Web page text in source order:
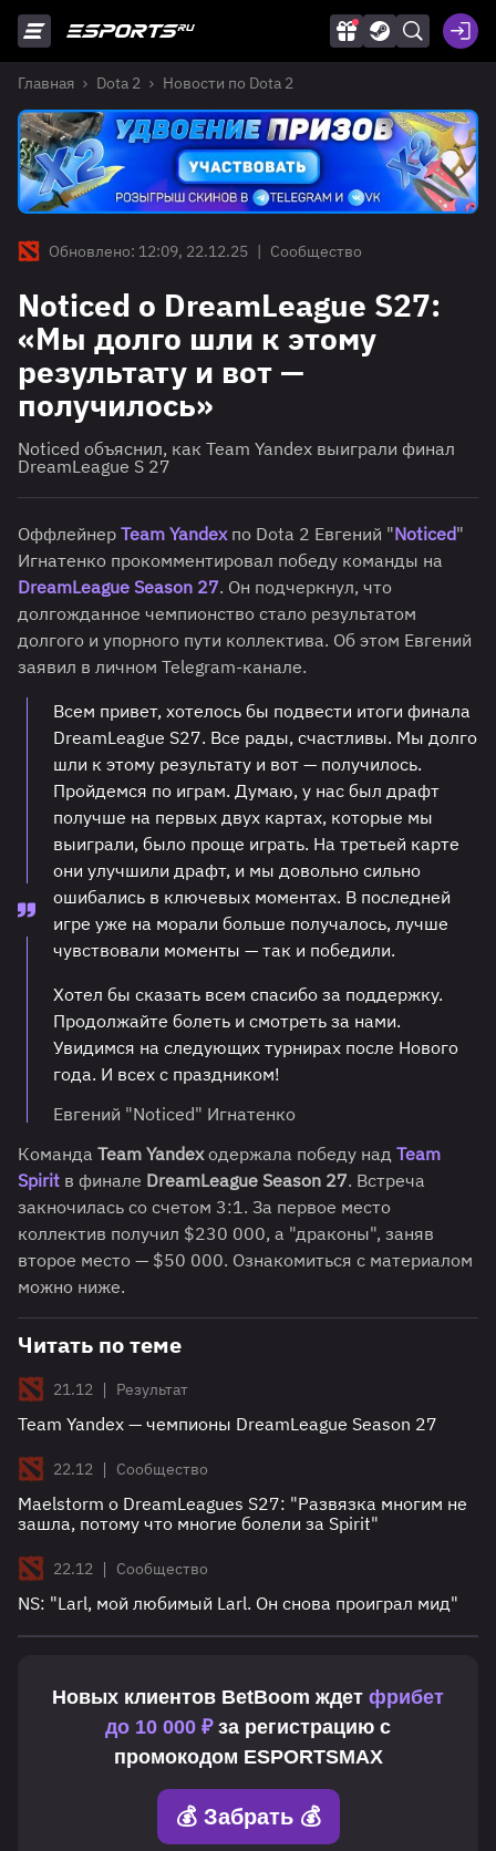
Главная Dota 2 Новости по Dota 2
Обновлено: 12:09, 22.12.25 | Сообщество
Noticed о DreamLeague S27:
«Мы долго шли к этому
результату и вот —
получилось»
Noticed объяснил, как Team Yandex выиграли финал
DreamLeague S 27
Оффлейнер Team Yandexпо Dota 2 Евгений "Noticed"
Игнатенко прокомментировал победу команды на
DreamLeague Season 27. Он подчеркнул, что
долгожданное чемпионство стало результатом
долгого и упорного пути коллектива. Об этом Евгений
заявил в личном Telegram-канале.
Всем привет, хотелось бы подвести итоги финала
DreamLeague S27. Все рады, счастливы. Мы долго
шли к этому результату и вот — получилось.
Пройдемся по играм. Думаю, у нас был драфт
получше на первых двух картах, которые мы
выиграли, было проще играть. На третьей карте
они улучшили драфт, и мы довольно сильно
ошибались в ключевых моментах. В последней
игре уже на морали больше получалось, лучше
чувствовали моменты — так и победили.
Хотел бы сказать всем спасибо за поддержку.
Продолжайте болеть и смотреть за нами.
Увидимся на следующих турнирах после Нового
года. И всех с праздником!
Евгений "Noticed" Игнатенко
Команда Team Yandexодержала победу над Team
Spirit в финале DreamLeague Season 27. Встреча
закночилась со счетом 3:1. За первое место
коллектив получил $230 000, а "драконы", заняв
второе место — $50 000. Ознакомиться с материалом
можно ниже.
Читать по теме
21.12 | Результат
Team Yandex — чемпионы DreamLeague Season 27
22.12 | Сообщество
Maelstorm о DreamLeagues S27: "Развязка многим не
зашла, потому что многие болели за Spirit"
22.12 | Сообщество
NS: "Larl, мой любимый Larl. Он снова проиграл мид"
Новых клиентов BetBoom ждет фрибет
до 10 000 ₽за регистрацию с
промокодом ESPORTSMAX
💰 Забрать 💰